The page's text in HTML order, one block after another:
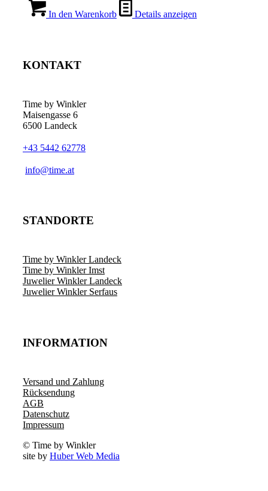
In den Warenkorb Details anzeigen
KONTAKT
Time by Winkler
Maisengasse 6
6500 Landeck
+43 5442 62778
­info@time.at
STANDORTE
Time by Winkler Landeck
Time by Winkler Imst
Juwelier Winkler Landeck
Juwelier Winkler Serfaus
INFORMATION
Versand und Zahlung
Rücksendung
AGB
Datenschutz
Impressum
© Time by Winkler
site by Huber Web Media